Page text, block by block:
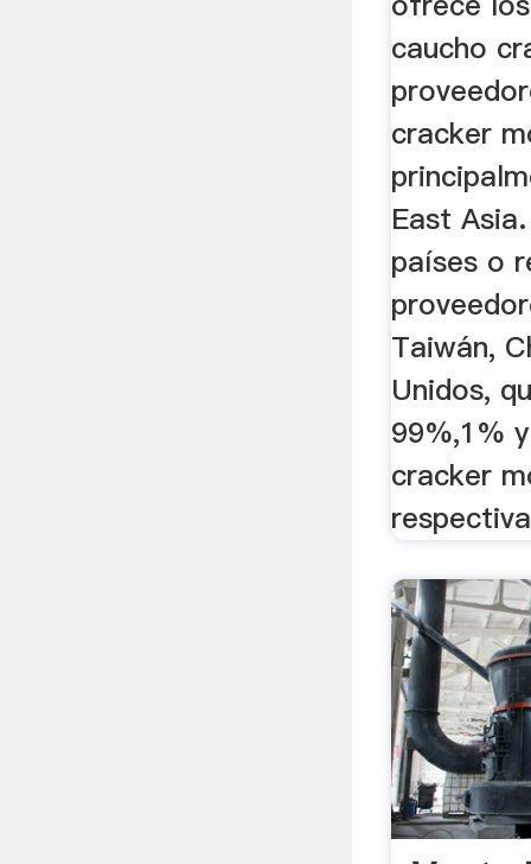
caucho
cracker
East
países o
Taiwán,
Unidos,
99%,1%
cracker